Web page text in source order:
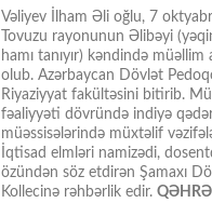
Vəliyev İlham Əli oğlu, 7
Tovuzu rayonunun Əlibəyi
hamı tanıyır) kəndində müəllim
olub. Azərbaycan Dövlət
Riyaziyyat fakültəsini bitirib.
fəaliyyəti dövründə indiyə
müəssisələrində müxtəlif
İqtisad elmləri namizədi,
özündən söz etdirən Şamaxı
Kollecinə rəhbərlik edir.